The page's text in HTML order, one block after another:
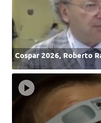
Cospar 2026, Roberto